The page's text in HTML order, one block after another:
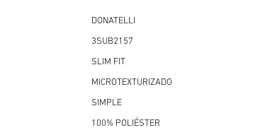
DONATELLI
3SUB2157
SLIM FIT
MICROTEXTURIZADO
SIMPLE
100% POLIÉSTER